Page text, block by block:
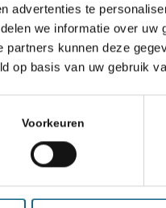
advertenties te
we informatie over
partners kunnen deze
op basis van uw gebruik
Voorkeuren
met zwart tegen
Nederlandse tijd